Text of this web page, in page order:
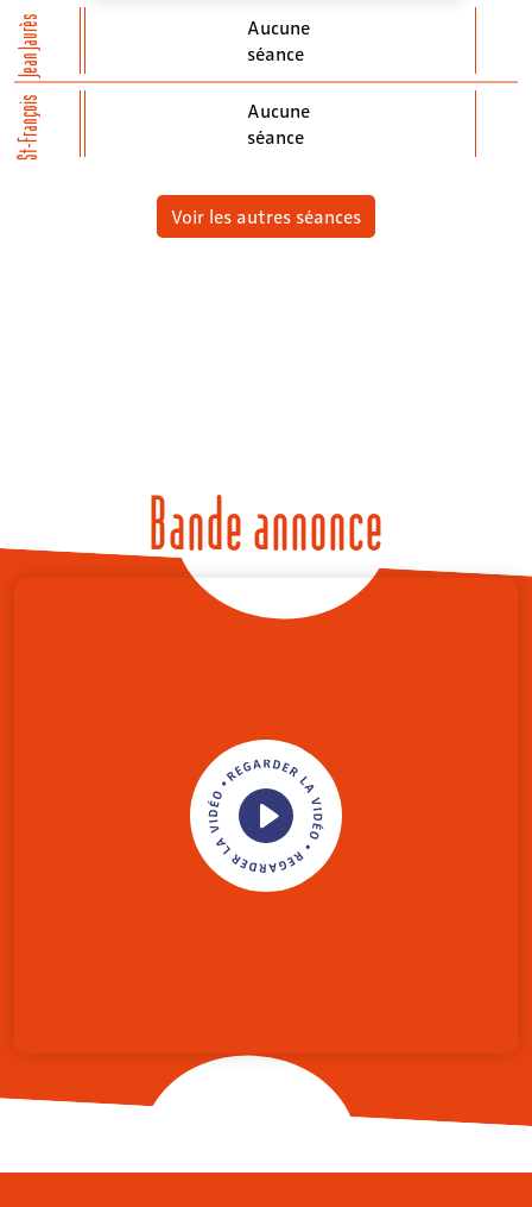
Jean Jaurès
St-François
Aucune
séance
Aucune
séance
Voir les autres séances
Bande annonce